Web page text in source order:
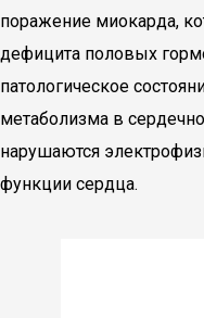
поражение миокарда,
дефицита половых
патологическое
метаболизма в
нарушаются
функции сердца.